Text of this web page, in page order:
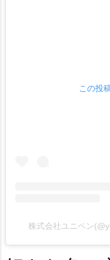
この投
株式会社ユニペン